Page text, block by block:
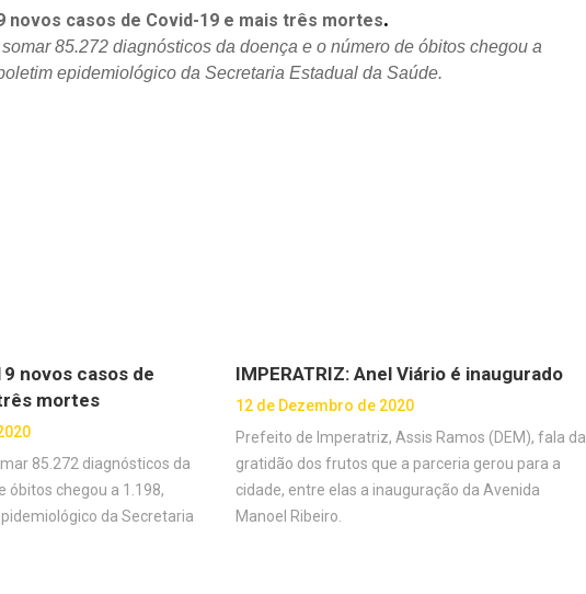
novos casos de Covid-19 e mais três mortes.
85.272 diagnósticos da doença e o número de óbitos chegou a
epidemiológico da Secretaria Estadual da Saúde.
novos casos de
mortes
85.272 diagnósticos da
óbitos chegou a 1.198,
da Secretaria
IMPERATRIZ: Anel Viário é inaugurado
12 de Dezembro de 2020
Prefeito de Imperatriz, Assis Ramos (DEM), fala da
gratidão dos frutos que a parceria gerou para a
cidade, entre elas a inauguração da Avenida
Manoel Ribeiro.